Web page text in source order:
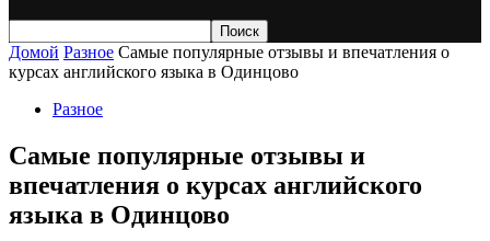
Домой Разное Самые популярные отзывы и впечатления о
курсах английского языка в Одинцово
Разное
Самые популярные отзывы и
впечатления о курсах английского
языка в Одинцово